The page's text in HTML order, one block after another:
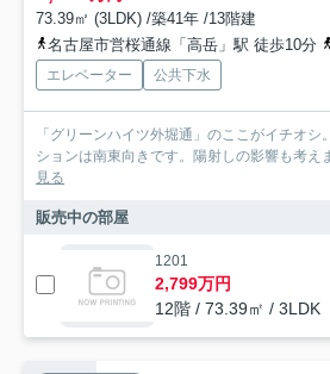
73.39㎡ (3LDK) /築41年 /13階建
名古屋市営桜通線「高岳」駅 徒歩10分
エレベーター 公共下水
「グリーンハイツ外堀通」のここがイチオ
ションは南東向きです。陽射しの影響も考え
見る
販売中の部屋
1201
2,799万円
12階 / 73.39㎡ / 3LDK